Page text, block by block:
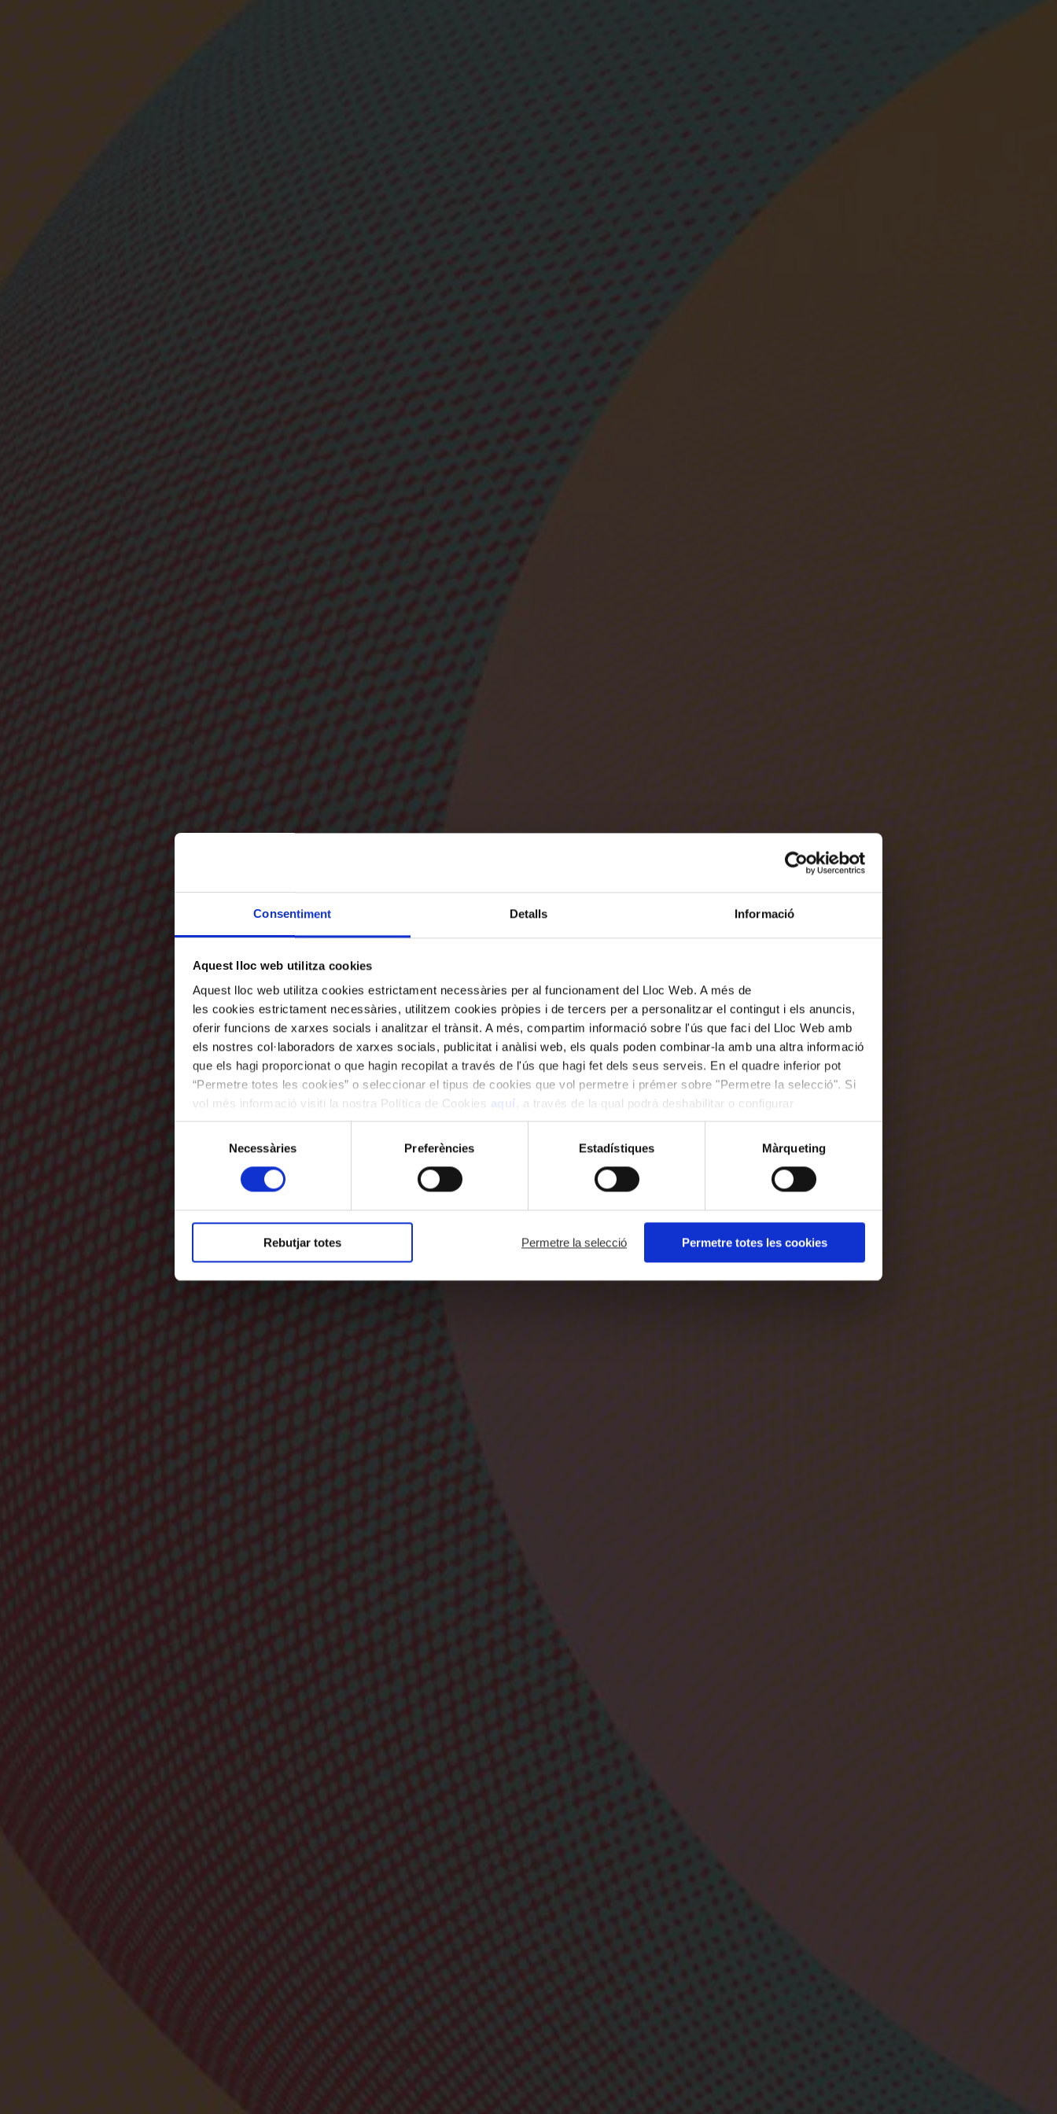
Consentiment Detalls Informació
Aquest lloc web utilitza cookies
Aquest lloc web utilitza cookies estrictament necessàries per al funcionament del Lloc Web. A més de
les cookies estrictament necessàries, utilitzem cookies pròpies i de tercers per a personalitzar el contingut i els anuncis,
oferir funcions de xarxes socials i analitzar el trànsit. A més, compartim informació sobre l'ús que faci del Lloc Web amb
els nostres col·laboradors de xarxes socials, publicitat i anàlisi web, els quals poden combinar-la amb una altra informació
que els hagi proporcionat o que hagin recopilat a través de l'ús que hagi fet dels seus serveis. En el quadre inferior pot
“Permetre totes les cookies” o seleccionar el tipus de cookies que vol permetre i prémer sobre "Permetre la selecció". Si
vol més informació visiti la nostra Política de Cookies aquí
, a través de la qual podrà deshabilitar o configurar
les cookies en qualsevol moment.
consentiment
Necessàries Preferències Estadístiques Màrqueting
Rebutjar totes Permetre la selecció Permetre totes les cookies